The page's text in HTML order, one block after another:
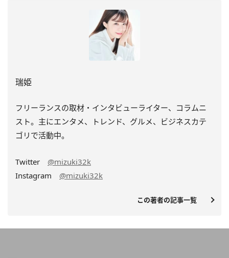
瑞姫
フリーランスの取材・インタビューライター、コラムニ
スト。主にエンタメ、トレンド、グルメ、ビジネスカテ
ゴリで活動中。
Twitter @mizuki32k
Instagram @mizuki32k
この著者の記事一覧